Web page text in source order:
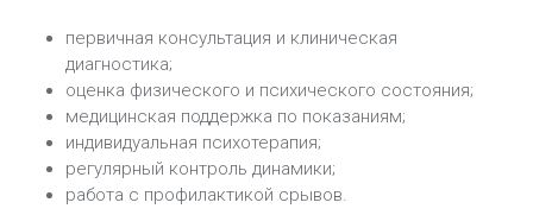
первичная консультация и клиническая
диагностика;
оценка физического и психического состояния;
медицинская поддержка по показаниям;
индивидуальная психотерапия;
регулярный контроль динамики;
работа с профилактикой срывов.